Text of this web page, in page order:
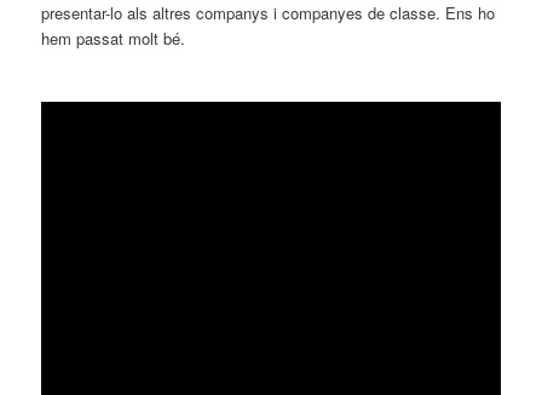
presentar-lo als altres companys i companyes de classe. Ens ho
hem passat molt bé.